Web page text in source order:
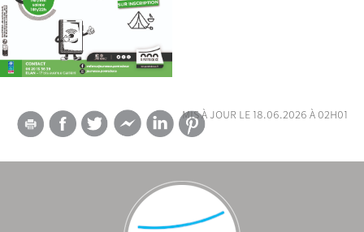
mis à jour le 18.06.2026 à 02h01